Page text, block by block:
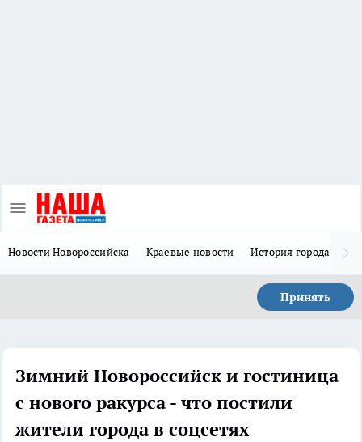
Новости Новороссийска Краевые новости История города Н
Принять
Зимний Новороссийск и гостиница
с нового ракурса - что постили
жители города в соцсетях